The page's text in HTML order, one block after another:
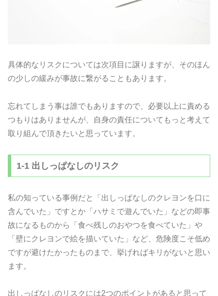
具体的なリスクについては次項目に譲りますが、そのほん
の少しの緩みが事故に繋がることもあります。
忘れてしまう事は誰でもありますので、必要以上に責める
つもりはありませんが、自身の責任についてもっと考えて
取り組んで頂きたいと思っています。
1-1 出しっぱなしのリスク
私の知っている事例だと「出しっぱなしのクレヨンを口に
含んでいた」ですとか「ハサミで遊んでいた」などの即事
故になるものから「食べ残しのおやつを食べていた」や
「壁にクレヨンで絵を描いていた」など、危険度こそ低め
ですが避けたかったものまで、挙げればキリがないと思い
ます。
出しっぱなしのリスクには2つのポイントがあると思って